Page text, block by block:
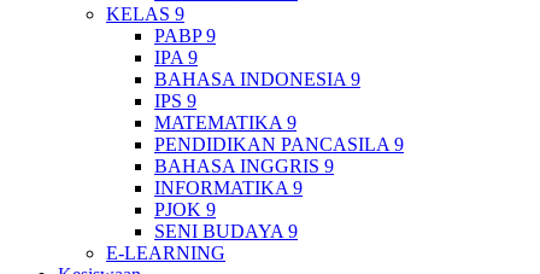
KELAS 9
PABP 9
IPA 9
BAHASA INDONESIA 9
IPS 9
MATEMATIKA 9
PENDIDIKAN PANCASILA 9
BAHASA INGGRIS 9
INFORMATIKA 9
PJOK 9
SENI BUDAYA 9
E-LEARNING